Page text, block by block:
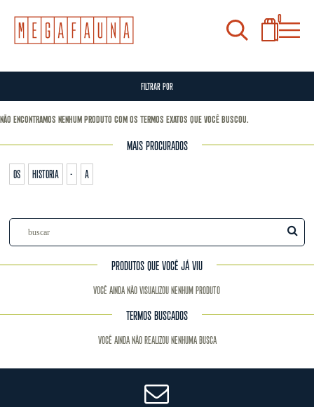
0
FILTRAR POR
Não encontramos nenhum produto com os termos exatos que você buscou.
MAIS PROCURADOS
os historia - a
PRODUTOS QUE VOCÊ JÁ VIU
Você ainda não visualizou nenhum produto
TERMOS BUSCADOS
Você ainda não realizou nenhuma busca